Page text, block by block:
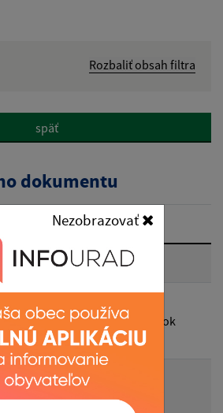
Nezobrazovať
Rozbaliť obsah filtra
od:
do:
Reset
späť
dokumentu
Obce Strážne na rok 2020
dane z nehnuteľností na rok